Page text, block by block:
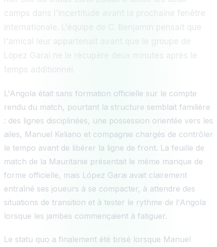
camps dans l'incertitude avant la prochaine fenêtre
internationale. L'équipe de C. Benjamin pensait que
l'amical leur appartenait avant que le groupe de
López Garai ne le récupère deux minutes après le
temps additionnel.
L'Angola était sans formation officielle sur le compte
rendu du match, pourtant la structure semblait familière
: des lignes disciplinées, une possession orientée vers les
ailes, Manuel Keliano et compagnie chargés de contrôler
le tempo avant de libérer la ligne de front. La feuille de
match de la Mauritanie présentait le même manque de
forme officielle, mais López Garai avait clairement
entraîné ses joueurs à se compacter, à attendre des
situations de transition et à tester le rythme de l'Angola
lorsque les jambes commençaient à fatiguer.
Le statu quo a finalement été brisé lorsque Manuel